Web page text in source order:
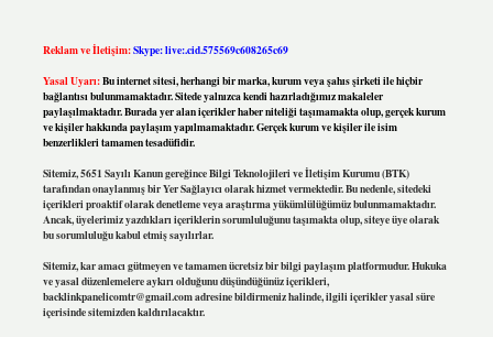
Reklam ve İletişim:Skype: live:.cid.575569c608265c69
Yasal Uyarı:Bu internet sitesi, herhangi bir marka, kurum veya şahıs şirketi ile hiçbir
bağlantısı bulunmamaktadır. Sitede yalnızca kendi hazırladığımız makaleler
paylaşılmaktadır. Burada yer alan içerikler haber niteliği taşımamakta olup, gerçek kurum
ve kişiler hakkında paylaşım yapılmamaktadır. Gerçek kurum ve kişiler ile isim
benzerlikleri tamamen tesadüfidir.
Sitemiz, 5651 Sayılı Kanun gereğince Bilgi Teknolojileri ve İletişim Kurumu (BTK)
tarafından onaylanmış bir Yer Sağlayıcı olarak hizmet vermektedir. Bu nedenle, sitedeki
içerikleri proaktif olarak denetleme veya araştırma yükümlülüğümüz bulunmamaktadır.
Ancak, üyelerimiz yazdıkları içeriklerin sorumluluğunu taşımakta olup, siteye üye olarak
bu sorumluluğu kabul etmiş sayılırlar.
Sitemiz, kar amacı gütmeyen ve tamamen ücretsiz bir bilgi paylaşım platformudur. Hukuka
ve yasal düzenlemelere aykırı olduğunu düşündüğünüz içerikleri,
backlinkpanelicomtr@gmail.comadresine bildirmeniz halinde, ilgili içerikler yasal süre
içerisinde sitemizden kaldırılacaktır.